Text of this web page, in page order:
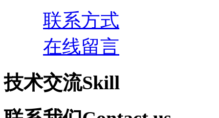
联系方式
在线留言
技术交流Skill